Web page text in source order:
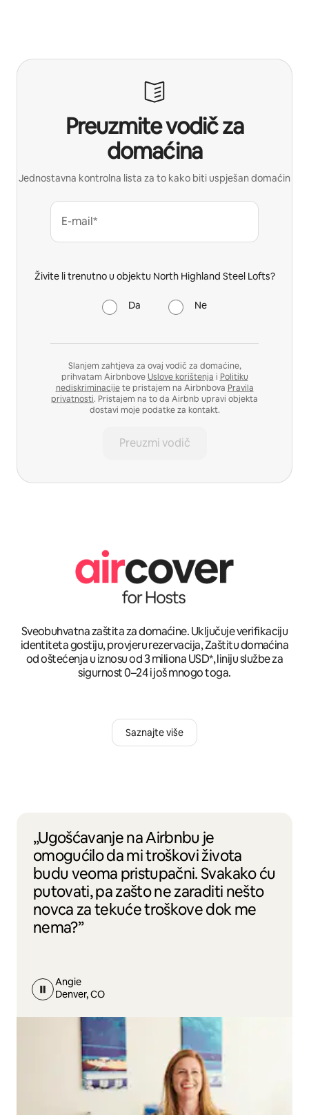
Preuzmite vodič za
domaćina
Jednostavna kontrolna lista za to kako biti uspješan domaćin
E-mail*
Živite li trenutno u objektu North Highland Steel Lofts?
Da Ne
Slanjem zahtjeva za ovaj vodič za domaćine,
prihvatam AirbnboveUslove korištenja i Politiku
nediskriminacijete pristajem na Airbnbova Pravila
privatnosti. Pristajem na to da Airbnb upravi objekta
dostavi moje podatke za kontakt.
Preuzmi vodič
Sveobuhvatna zaštita za domaćine. Uključuje verifikaciju
identiteta gostiju, provjeru rezervacija, Zaštitu domaćina
od oštećenja u iznosu od 3 miliona USD*, liniju službe za
sigurnost 0–24 i još mnogo toga.
Saznajte više
„Ugošćavanje na Airbnbu je
omogućilo da mi troškovi života
budu veoma pristupačni. Svakako ću
putovati, pa zašto ne zaraditi nešto
novca za tekuće troškove dok me
nema?”
Angie
Denver, CO